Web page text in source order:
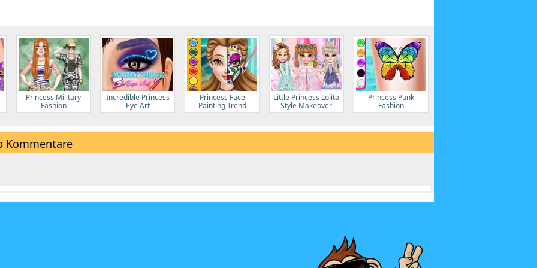
Princess Military
Fashion
Incredible Princess
Eye Art
Princess Face
Painting Trend
Little Princess Lolita
Style Makeover
Princess Punk
Fashion
Kommentare